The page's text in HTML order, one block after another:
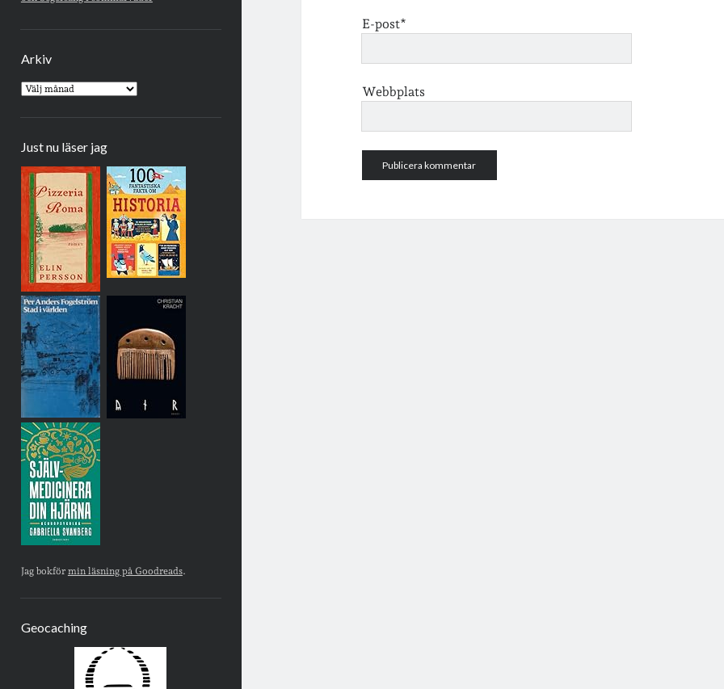
Arkiv
Arkiv
Just nu läser jag
Jag bokför min läsning på Goodreads.
Geocaching
E-post*
Webbplats